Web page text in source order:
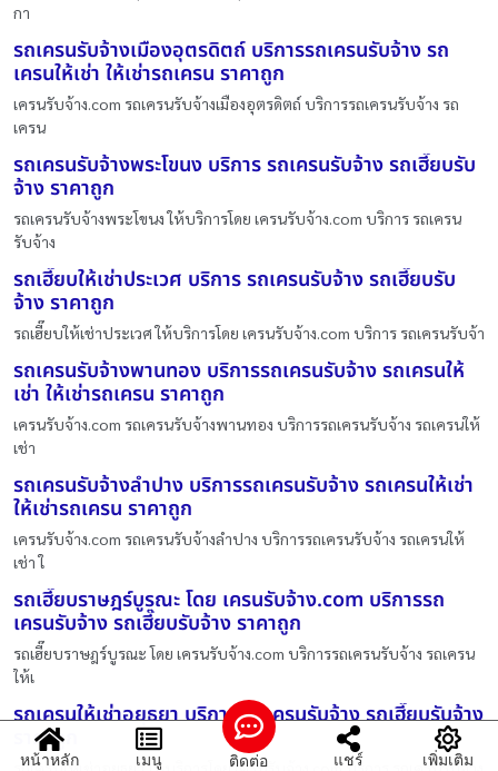
กา
รถเครนรับจ้างเมืองอุตรดิตถ์ บริการรถเครนรับจ้าง รถ
เครนให้เช่า ให้เช่ารถเครน ราคาถูก
เครนรับจ้าง.com รถเครนรับจ้างเมืองอุตรดิตถ์ บริการรถเครนรับจ้าง รถ
เครน
รถเครนรับจ้างพระโขนง บริการ รถเครนรับจ้าง รถเฮี๊ยบรับ
จ้าง ราคาถูก
รถเครนรับจ้างพระโขนง ให้บริการโดย เครนรับจ้าง.com บริการ รถเครน
รับจ้าง
รถเฮี๊ยบให้เช่าประเวศ บริการ รถเครนรับจ้าง รถเฮี๊ยบรับ
จ้าง ราคาถูก
รถเฮี๊ยบให้เช่าประเวศ ให้บริการโดย เครนรับจ้าง.com บริการ รถเครนรับจ้า
รถเครนรับจ้างพานทอง บริการรถเครนรับจ้าง รถเครนให้
เช่า ให้เช่ารถเครน ราคาถูก
เครนรับจ้าง.com รถเครนรับจ้างพานทอง บริการรถเครนรับจ้าง รถเครนให้
เช่า
รถเครนรับจ้างลำปาง บริการรถเครนรับจ้าง รถเครนให้เช่า
ให้เช่ารถเครน ราคาถูก
เครนรับจ้าง.com รถเครนรับจ้างลำปาง บริการรถเครนรับจ้าง รถเครนให้
เช่า ใ
รถเฮี๊ยบราษฎร์บูรณะ โดย เครนรับจ้าง.com บริการรถ
เครนรับจ้าง รถเฮี๊ยบรับจ้าง ราคาถูก
รถเฮี๊ยบราษฎร์บูรณะ โดย เครนรับจ้าง.com บริการรถเครนรับจ้าง รถเครน
ให้เ
รถเครนให้เช่าอยุธยา บริการ รถเครนรับจ้าง รถเฮี๊ยบรับจ้าง
ราคาถูก
หน้าหลัก เมนู ติดต่อ แชร์ เพิ่มเติม